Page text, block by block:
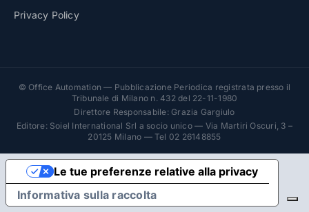
Privacy Policy
© Office Automation — Pubblicazione Periodica registrata presso il
Tribunale di Milano n. 432 del 22-11-1980
Direttore Responsabile: Grazia Gargiulo
Editore: Soiel International Srl a socio unico — Via Martiri Oscuri, 3 –
20125 Milano — Tel 02 26148855
Informativa sulla raccolta
Le tue preferenze relative alla privacy